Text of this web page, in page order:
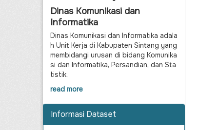
Dinas Komunikasi dan
Informatika
Dinas Komunikasi dan Informatika adala
h Unit Kerja di Kabupaten Sintang yang
membidangi urusan di bidang Komunika
si dan Informatika, Persandian, dan Sta
tistik.
read more
Informasi Dataset